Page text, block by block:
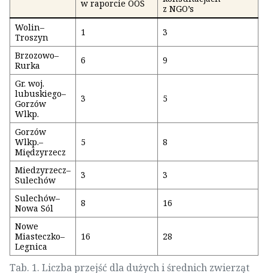
Tab. 1. Liczba przejść dla dużych i średnich zwierząt
w raporcie OOS
z NGO’s
Wolin–
Troszyn
1 3
Brzozowo–
Rurka
6 9
Gr. woj.
lubuskiego–
Gorzów
Wlkp.
3 5
Gorzów
Wlkp.–
Międzyrzecz
5 8
Miedzyrzecz–
Sulechów
3 3
Sulechów–
Nowa Sól
8 16
Nowe
Miasteczko–
Legnica
16 28